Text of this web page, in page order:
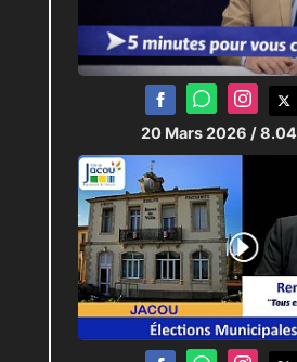
20 Mars 2026 /